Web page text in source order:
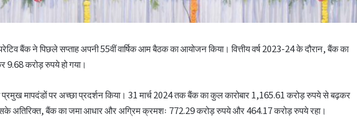
बैंक ने पिछले सप्ताह अपनी 55वीं वार्षिक आम बैठक का आयोजन किया। वित्तीय वर्ष 2023-24 के दौरान, बैंक का
9.68 करोड़ रुपये हो गया।
प्रमुख मापदंडों पर अच्छा प्रदर्शन किया। 31 मार्च 2024 तक बैंक का कुल कारोबार 1,165.61 करोड़ रुपये से बढ़कर
अतिरिक्त, बैंक का जमा आधार और अग्रिम क्रमशः 772.29 करोड़ रुपये और 464.17 करोड़ रुपये रहा।